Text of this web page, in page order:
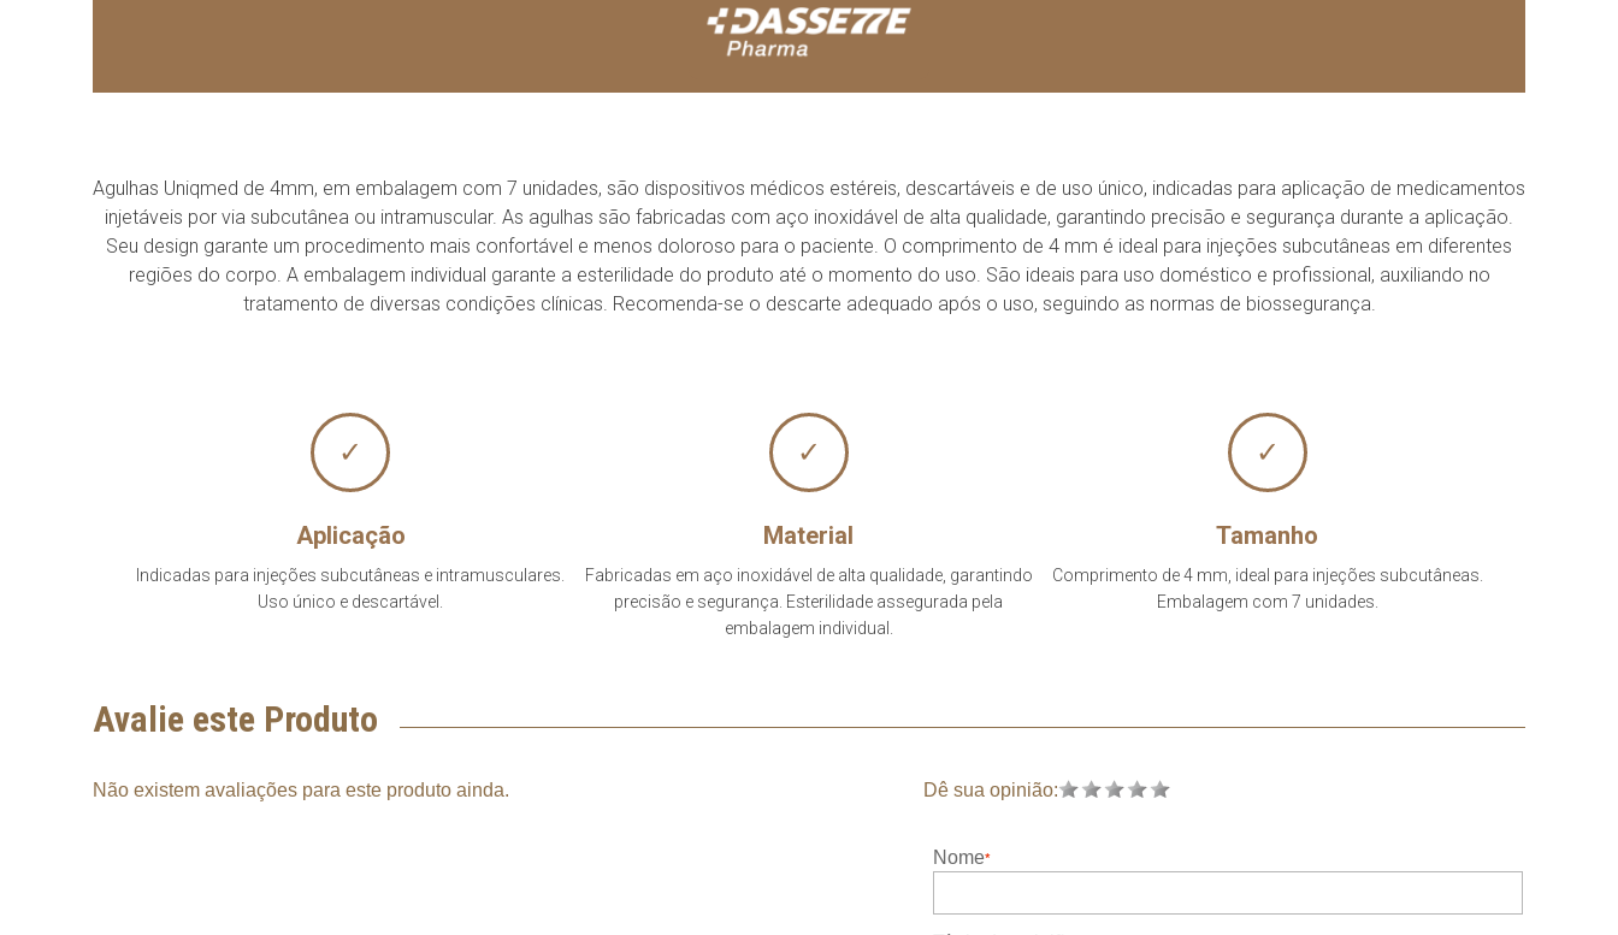
Agulhas Uniqmed de 4mm, em embalagem com 7 unidades, são dispositivos médicos estéreis, descartáveis e de uso único, indicadas para aplicação de medicamentos
injetáveis por via subcutânea ou intramuscular. As agulhas são fabricadas com aço inoxidável de alta qualidade, garantindo precisão e segurança durante a aplicação.
Seu design garante um procedimento mais confortável e menos doloroso para o paciente. O comprimento de 4 mm é ideal para injeções subcutâneas em diferentes
regiões do corpo. A embalagem individual garante a esterilidade do produto até o momento do uso. São ideais para uso doméstico e profissional, auxiliando no
tratamento de diversas condições clínicas. Recomenda-se o descarte adequado após o uso, seguindo as normas de biossegurança.
✓
Aplicação
Indicadas para injeções subcutâneas e intramusculares.
Uso único e descartável.
✓
Material
Fabricadas em aço inoxidável de alta qualidade, garantindo
precisão e segurança. Esterilidade assegurada pela
embalagem individual.
✓
Tamanho
Comprimento de 4 mm, ideal para injeções subcutâneas.
Embalagem com 7 unidades.
Avalie este Produto
Não existem avaliações para este produto ainda. Dê sua opinião:
Nome